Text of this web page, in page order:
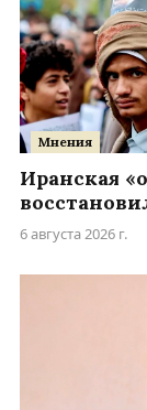
Мнения
Иранская
6 августа 2026 г.